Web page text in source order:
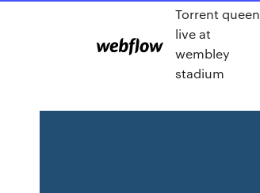
Torrent queen
live at
wembley
stadium